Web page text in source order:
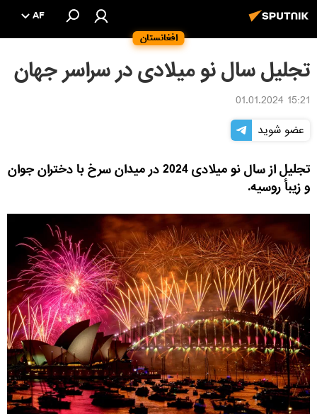
افغانستان
AF
تجلیل سال نو میلادی در سراسر جهان
15:21 01.01.2024
عضو شوید
تجلیل از سال نو میلادی 2024 در میدان سرخ با دختران جوان
و زیبأ روسیه.